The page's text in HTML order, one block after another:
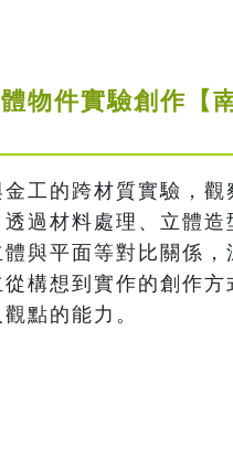
物件實驗創作【
工的跨材質實驗，
過材料處理、立體
與平面等對比關係
構想到實作的創作
點的能力。